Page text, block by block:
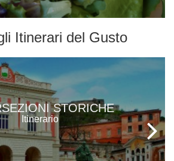
Itinerari del Gusto
STORICHE
Itinerario